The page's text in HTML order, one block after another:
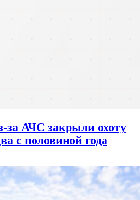
за АЧС закрыли охоту
с половиной года